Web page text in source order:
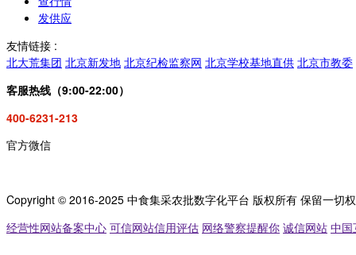
发供应
友情链接 :
北大荒集团 北京新发地 北京纪检监察网 北京学校基地直供 北京市教委
客服热线（9:00-22:00）
400-6231-213
官方微信
Copyright © 2016-2025 中食集采农批数字化平台 版权所有 保留一切
经营性网站备案中心 可信网站信用评估 网络警察提醒你 诚信网站 中国